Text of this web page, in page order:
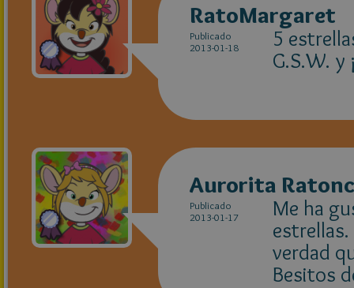
RatoMargaret
Publicado
2013-01-18
5
G.S.W. y
Aurorita
Publicado
2013-01-17
Me ha
verdad
Besitos